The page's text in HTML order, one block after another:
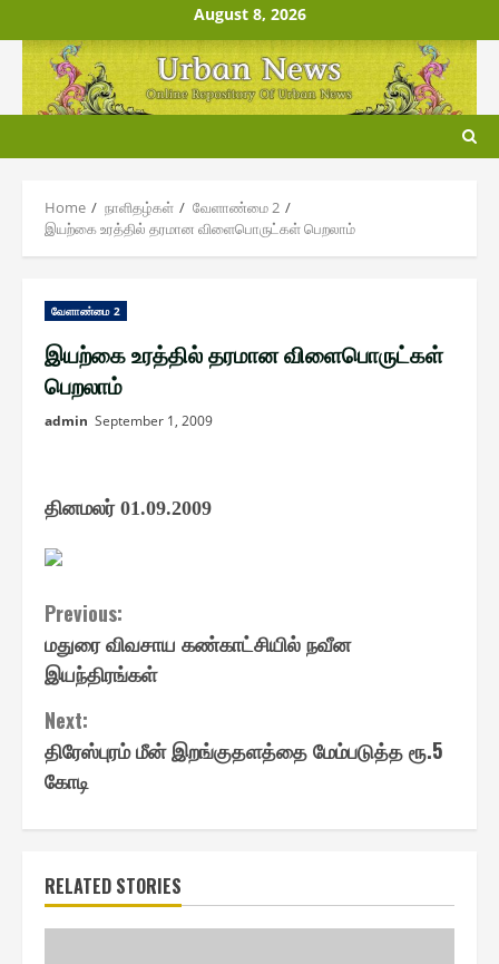
to
content
August 8, 2026
Home நாளிதழ்௧ள்
வேளாண்மை 2
இயற்கை உரத்தில் தரமான விளைபொருட்கள் பெறலாம்
வேளாண்மை 2
இயற்கை உரத்தில் தரமான விளைபொருட்கள்
பெறலாம்
admin September 1, 2009
தினமலர் 01.09.2009
Continue
Reading
Previous:
மதுரை விவசாய கண்காட்சியில் நவீன
இயந்திரங்கள்
Next:
திரேஸ்புரம் மீன் இறங்குதளத்தை மேம்படுத்த ரூ.5
கோடி
RELATED STORIES